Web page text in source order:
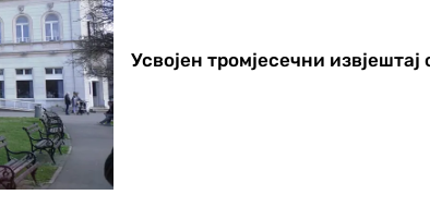
Усвојен тромјесечни